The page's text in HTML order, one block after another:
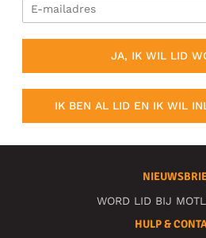
JA, IK WIL LID
IK BEN AL LID EN IK WIL
WORD LID BIJ
HULP &